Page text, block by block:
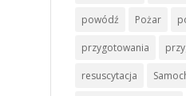
powódź Pożar
przygotowania
resuscytacja